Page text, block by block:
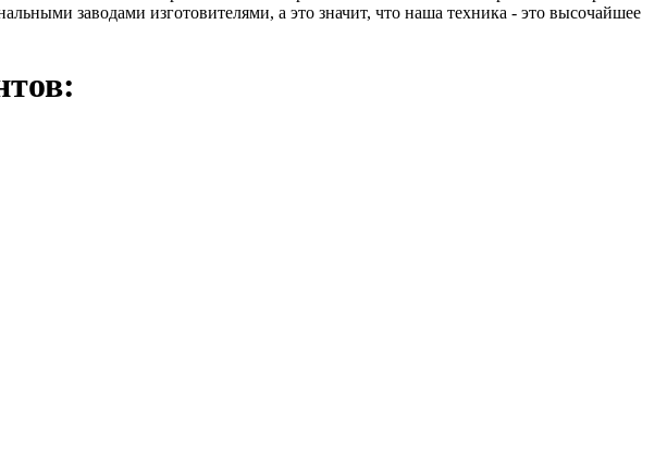
заводами изготовителями, а это значит, что наша техника - это высочайшее